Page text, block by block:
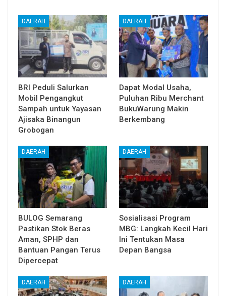
DAERAH
BRI Peduli Salurkan
Mobil Pengangkut
Sampah untuk Yayasan
Ajisaka Binangun
Grobogan
DAERAH
Dapat Modal Usaha,
Puluhan Ribu Merchant
BukuWarung Makin
Berkembang
DAERAH
BULOG Semarang
Pastikan Stok Beras
Aman, SPHP dan
Bantuan Pangan Terus
Dipercepat
DAERAH
Sosialisasi Program
MBG: Langkah Kecil Hari
Ini Tentukan Masa
Depan Bangsa
DAERAH DAERAH